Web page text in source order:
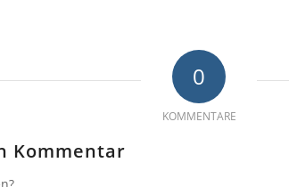
0
KOMMENTARE
Kommentar